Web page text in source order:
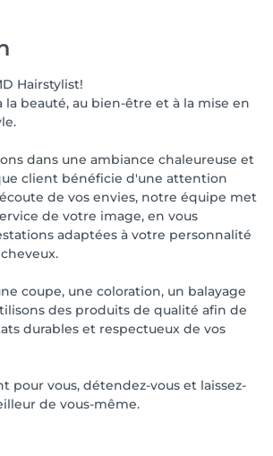
Hairstylist!
la beauté, au bien-être et à la mise en
dans une ambiance chaleureuse et
client bénéficie d'une attention
de vos envies, notre équipe met
de votre image, en vous
adaptées à votre personnalité
coupe, une coloration, un balayage
des produits de qualité afin de
durables et respectueux de vos
pour vous, détendez-vous et laissez-
de vous-même.